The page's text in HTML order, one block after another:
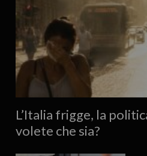
L’Italia frigge, la
volete che sia?